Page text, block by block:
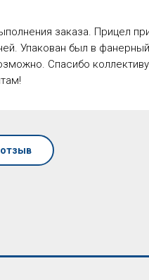
заказа. Прицел
Упакован был в
Спасибо